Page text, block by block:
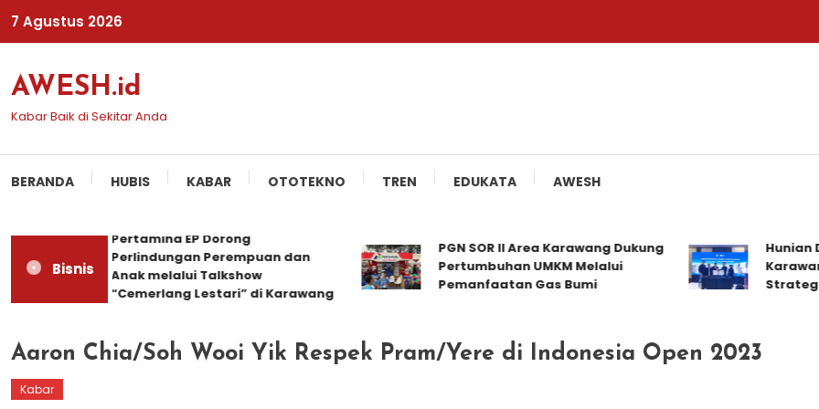
Skip
7 Agustus 2026
AWESH.id
Kabar Baik di Sekitar Anda
BERANDA HUBIS KABAR OTOTEKNO TREN EDUKATA AWESH
Bisnis
Pertamina EP Dorong
Perlindungan Perempuan dan
Anak melalui Talkshow
“Cemerlang Lestari” di Karawang
PGN SOR II Area Karawang Dukung
Pertumbuhan UMKM Melalui
Pemanfaatan Gas Bumi
Hunian
Karawang
Strategis
Aaron Chia/Soh Wooi Yik Respek Pram/Yere di Indonesia Open 2023
Kabar